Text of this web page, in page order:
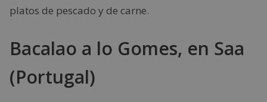
platos de pescado y de carne.
Bacalao a lo Gomes, en Saa
(Portugal)